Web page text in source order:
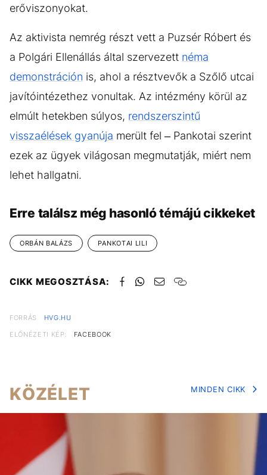
erőviszonyokat.
Az aktivista nemrég részt vett a Puzsér Róbert és
a Polgári Ellenállás által szervezett néma
demonstráción is, ahol a résztvevők a Szőlő utcai
javítóintézethez vonultak. Az intézmény körül az
elmúlt hetekben súlyos, rendszerszintű
visszaélések gyanúja merült fel – Pankotai szerint
ezek az ügyek világosan megmutatják, miért nem
lehet hallgatni.
Erre találsz még hasonló témájú cikkeket
ORBÁN BALÁZS PANKOTAI LILI
CIKK MEGOSZTÁSA:
FORRÁS
HVG.HU
ELŐNÉZETI KÉP:
FACEBOOK
KÖZÉLET MINDEN CIKK